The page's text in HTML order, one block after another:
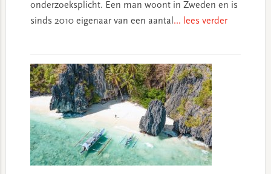
onderzoeksplicht. Een man woont in Zweden en is
sinds 2010 eigenaar van een aantal... lees verder